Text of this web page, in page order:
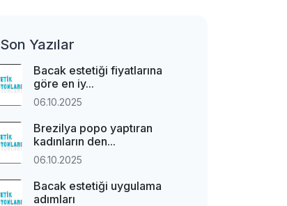
Son Yazılar
Bacak estetiği fiyatlarına
göre en iy...
06.10.2025
Brezilya popo yaptıran
kadınların den...
06.10.2025
Bacak estetiği uygulama
adımları